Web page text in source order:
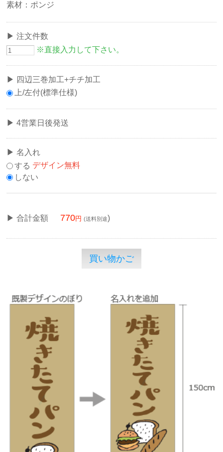
素材：ポンジ
注文件数
※直接入力して下さい。
四辺三巻加工+チチ加工
上/左付(標準仕様)
4営業日後発送
名入れ
する デザイン無料
しない
合計金額 770 (送料別途)